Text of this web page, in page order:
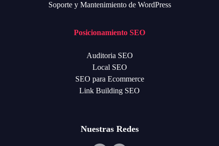
Soporte y Mantenimiento de WordPress
Posicionamiento SEO
Auditoria SEO
Local SEO
SEO para Ecommerce
Link Building SEO
Nuestras Redes